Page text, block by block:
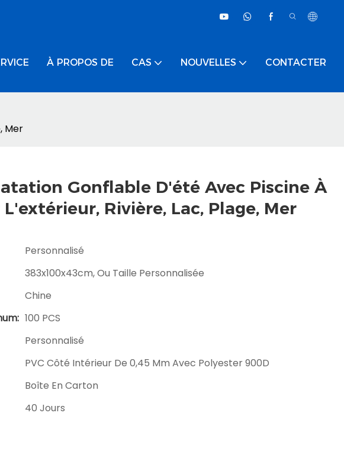
À PROPOS DE CAS NOUVELLES CONTACTER
Mer
Gonflable D'été Avec Piscine À
L'extérieur, Rivière, Lac, Plage, Mer
Personnalisé
383x100x43cm, Ou Taille Personnalisée
Chine
100 PCS
Personnalisé
PVC Côté Intérieur De 0,45 Mm Avec Polyester 900D
Boîte En Carton
40 Jours